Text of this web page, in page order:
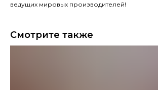
ведущих мировых производителей!
Смотрите также